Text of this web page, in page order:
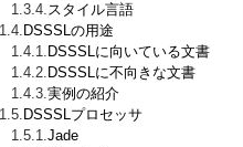
スタイル言語
DSSSLの用途
DSSSLに向いている文書
DSSSLに不向きな文書
実例の紹介
DSSSLプロセッサ
Jade